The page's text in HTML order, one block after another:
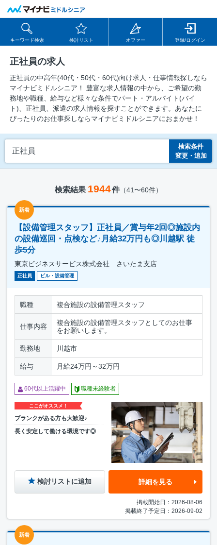
キーワード検索 検討リスト オファー 登録/ログイン
正社員の求人
正社員の中⾼年(40代・50代・60代)向け求⼈・仕事情報探しなら
マイナビミドルシニア！ 豊富な求人情報の中から、ご希望の勤
務地や職種、給与など様々な条件でパート・アルバイト(バイ
ト)、正社員、派遣の求人情報を探すことができます。あなたに
ぴったりのお仕事探しならマイナビミドルシニアにおまかせ！
正社員
検索条件
変更・追加
検索結果 1944件（41〜60件）
新着
【設備管理スタッフ】正社員／賞与年2回◎施設内
の設備巡回・点検など♪月給32万円も◎川越駅 徒
歩5分
東京ビジネスサービス株式会社 さいたま支店
正社員 ビル・設備管理
職種 複合施設の設備管理スタッフ
仕事内容
複合施設の設備管理スタッフとしてのお仕事
をお願いします。
勤務地 川越市
給与 月給24万円～32万円
60代以上活躍中 職種未経験者
ここがオススメ！
ブランクがある方も大歓迎♪
長く安定して働ける環境です◎
検討リストに追加 詳細を見る
掲載開始日：2026-08-06
掲載終了予定日：2026-09-02
新着